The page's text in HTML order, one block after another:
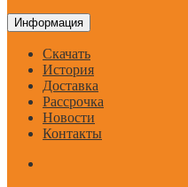
Информация
Скачать
История
Доставка
Рассрочка
Новости
Контакты